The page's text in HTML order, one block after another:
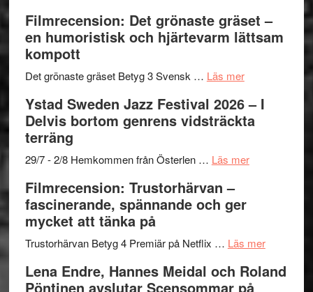
nya
titlar
årets
Shahab
Mehrabi
Filmstadens
stipendium
Filmrecension: Det grönaste gräset –
en humoristisk och hjärtevarm lättsam
kompott
Det grönaste gräset Betyg 3 Svensk … Läs merom
Det
grönaste
–
och
lättsam
Ystad Sweden Jazz Festival 2026 – I
Delvis bortom genrens vidsträckta
terräng
29/7 - 2/8 Hemkommen från Österlen … Läs merom
2026
I
Filmrecension: Trustorhärvan –
fascinerande, spännande och ger
mycket att tänka på
Trustorhärvan Betyg 4 Premiär på Netflix … Läs merom
Lena Endre, Hannes Meidal och Roland
Pöntinen avslutar Scensommar på